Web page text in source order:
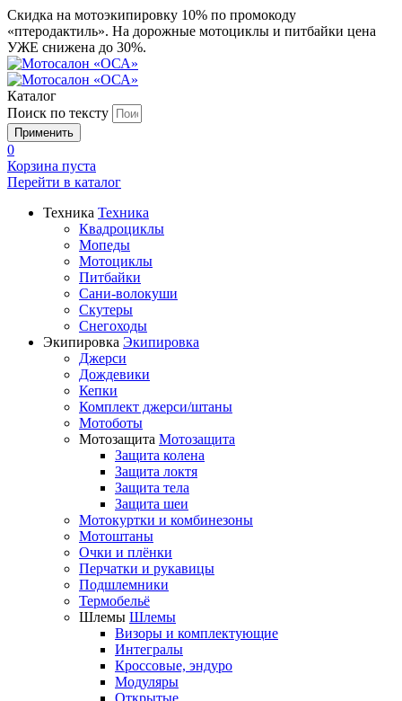
Скидка на мотоэкипировку 10% по промокоду
«птеродактиль». На дорожные мотоциклы и питбайки цена
УЖЕ снижена до 30%.
Каталог
Поиск по тексту
0
Корзина пуста
Перейти в каталог
Техника Техника
Квадроциклы
Мопеды
Мотоциклы
Питбайки
Сани-волокуши
Скутеры
Снегоходы
Экипировка Экипировка
Джерси
Дождевики
Кепки
Комплект джерси/штаны
Мотоботы
Мотозащита Мотозащита
Защита колена
Защита локтя
Защита тела
Защита шеи
Мотокуртки и комбинезоны
Мотоштаны
Очки и плёнки
Перчатки и рукавицы
Подшлемники
Термобельё
Шлемы Шлемы
Визоры и комплектующие
Интегралы
Кроссовые, эндуро
Модуляры
Открытые